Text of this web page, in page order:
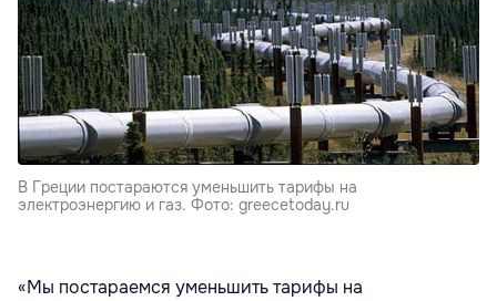
В Греции постараются уменьшить тарифы на
электроэнергию и газ. Фото: greecetoday.ru
«Мы постараемся уменьшить тарифы на